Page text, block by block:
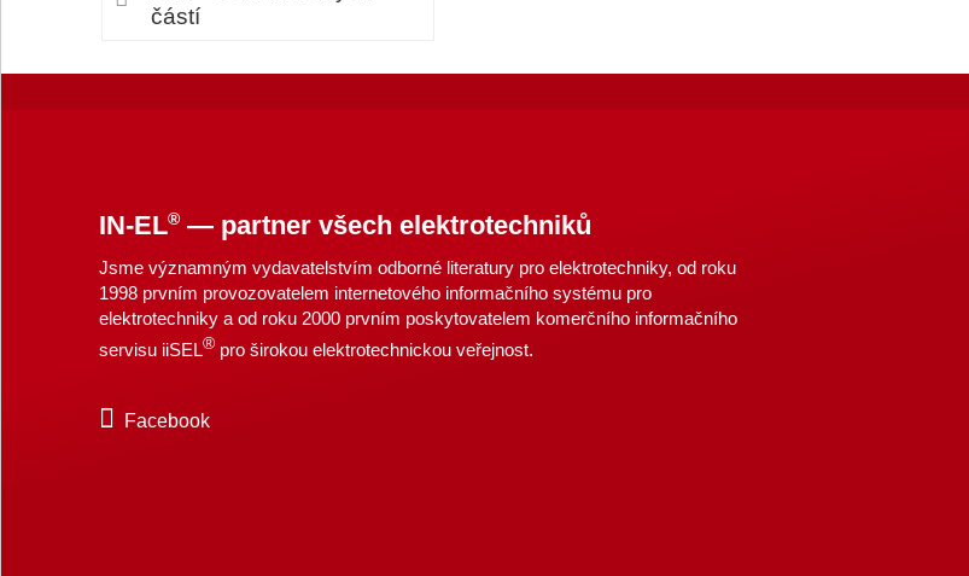
částí
IN-EL®— partner všech elektrotechniků
Jsme významným vydavatelstvím odborné literatury pro elektrotechniky, od roku
1998 prvním provozovatelem internetového informačního systému pro
elektrotechniky a od roku 2000 prvním poskytovatelem komerčního informačního
servisu iiSEL®pro širokou elektrotechnickou veřejnost.
Facebook